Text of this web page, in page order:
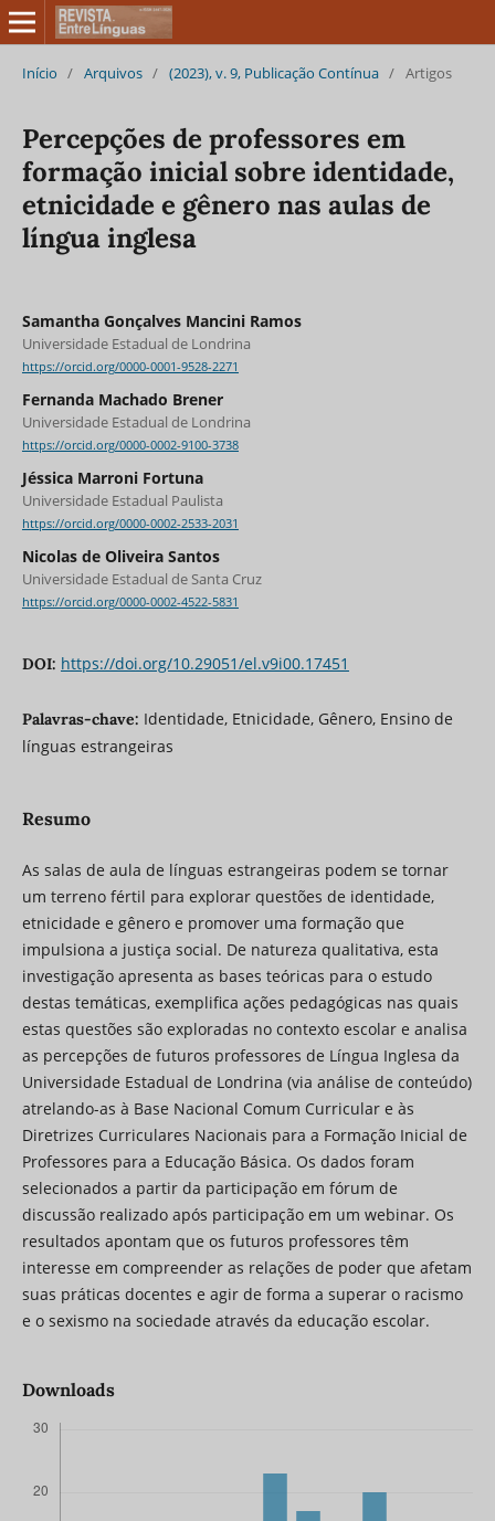
Início / Arquivos / (2023), v. 9, Publicação Contínua / Artigos
Percepções de professores em
formação inicial sobre identidade,
etnicidade e gênero nas aulas de
língua inglesa
Samantha Gonçalves Mancini Ramos
Universidade Estadual de Londrina
https://orcid.org/0000-0001-9528-2271
Fernanda Machado Brener
Universidade Estadual de Londrina
https://orcid.org/0000-0002-9100-3738
Jéssica Marroni Fortuna
Universidade Estadual Paulista
https://orcid.org/0000-0002-2533-2031
Nicolas de Oliveira Santos
Universidade Estadual de Santa Cruz
https://orcid.org/0000-0002-4522-5831
DOI: https://doi.org/10.29051/el.v9i00.17451
Palavras-chave: Identidade, Etnicidade, Gênero, Ensino de
línguas estrangeiras
Resumo
As salas de aula de línguas estrangeiras podem se tornar
um terreno fértil para explorar questões de identidade,
etnicidade e gênero e promover uma formação que
impulsiona a justiça social. De natureza qualitativa, esta
investigação apresenta as bases teóricas para o estudo
destas temáticas, exemplifica ações pedagógicas nas quais
estas questões são exploradas no contexto escolar e analisa
as percepções de futuros professores de Língua Inglesa da
Universidade Estadual de Londrina (via análise de conteúdo)
atrelando-as à Base Nacional Comum Curricular e às
Diretrizes Curriculares Nacionais para a Formação Inicial de
Professores para a Educação Básica. Os dados foram
selecionados a partir da participação em fórum de
discussão realizado após participação em um webinar. Os
resultados apontam que os futuros professores têm
interesse em compreender as relações de poder que afetam
suas práticas docentes e agir de forma a superar o racismo
e o sexismo na sociedade através da educação escolar.
Downloads